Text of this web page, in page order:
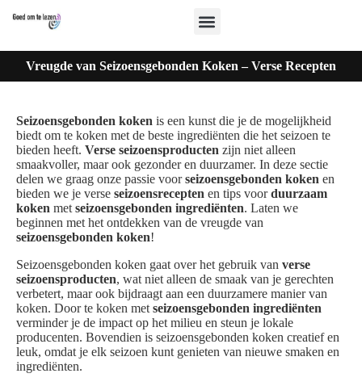
Vreugde van Seizoensgebonden Koken – Verse Recepten
Seizoensgebonden koken is een kunst die je de mogelijkheid
biedt om te koken met de beste ingrediënten die het seizoen te
bieden heeft. Verse seizoensproducten zijn niet alleen
smaakvoller, maar ook gezonder en duurzamer. In deze sectie
delen we graag onze passie voorseizoensgebonden koken en
bieden we je verse seizoensrecepten en tips voorduurzaam
koken met seizoensgebonden ingrediënten. Laten we
beginnen met het ontdekken van de vreugde van
seizoensgebonden koken!
Seizoensgebonden koken gaat over het gebruik van verse
seizoensproducten, wat niet alleen de smaak van je gerechten
verbetert, maar ook bijdraagt aan een duurzamere manier van
koken. Door te koken met seizoensgebonden ingrediënten
verminder je de impact op het milieu en steun je lokale
producenten. Bovendien is seizoensgebonden koken creatief en
leuk, omdat je elk seizoen kunt genieten van nieuwe smaken en
ingrediënten.